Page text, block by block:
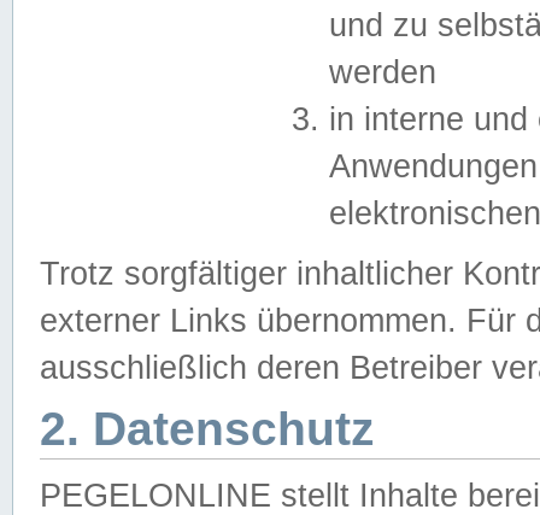
und zu
werden
in interne
Trotz sorgfältiger inhaltlicher
externer Links übernommen. Für
ausschließlich deren Betreiber
2. Datenschutz
PEGELONLINE stellt Inhalte